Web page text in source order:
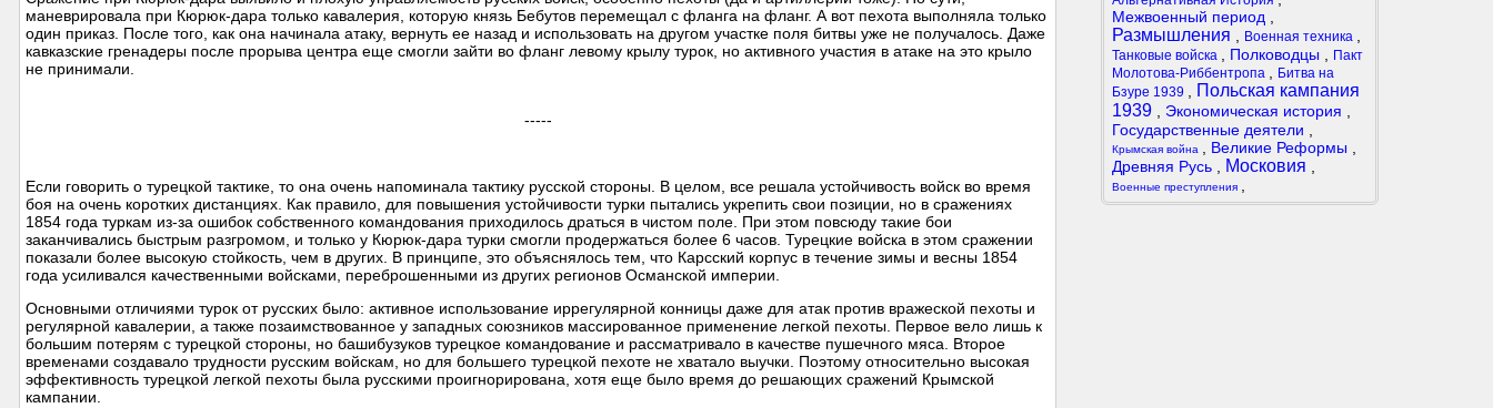
маневрировала при Кюрюк-дара только кавалерия, которую князь Бебутов перемещал с фланга на фланг. А вот пехота выполняла только
один приказ. После того, как она начинала атаку, вернуть ее назад и использовать на другом участке поля битвы уже не получалось. Даже
кавказские гренадеры после прорыва центра еще смогли зайти во фланг левому крылу турок, но активного участия в атаке на это крыло
не принимали.
-----
Если говорить о турецкой тактике, то она очень напоминала тактику русской стороны. В целом, все решала устойчивость войск во время
боя на очень коротких дистанциях. Как правило, для повышения устойчивости турки пытались укрепить свои позиции, но в сражениях
1854 года туркам из-за ошибок собственного командования приходилось драться в чистом поле. При этом повсюду такие бои
заканчивались быстрым разгромом, и только у Кюрюк-дара турки смогли продержаться более 6 часов. Турецкие войска в этом сражении
показали более высокую стойкость, чем в других. В принципе, это объяснялось тем, что Карсский корпус в течение зимы и весны 1854
года усиливался качественными войсками, переброшенными из других регионов Османской империи.
Основными отличиями турок от русских было: активное использование иррегулярной конницы даже для атак против вражеской пехоты и
регулярной кавалерии, а также позаимствованное у западных союзников массированное применение легкой пехоты. Первое вело лишь к
большим потерям с турецкой стороны, но башибузуков турецкое командование и рассматривало в качестве пушечного мяса. Второе
временами создавало трудности русским войскам, но для большего турецкой пехоте не хватало выучки. Поэтому относительно высокая
эффективность турецкой легкой пехоты была русскими проигнорирована, хотя еще было время до решающих сражений Крымской
кампании.
Межвоенный период
Размышления Военная техника
Танковые войска Полководцы
Пакт
Молотова-Риббентропа
Битва на
Бзуре 1939
Польская кампания
1939
Экономическая история
Государственные деятели
Крымская война Великие Реформы
Древняя Русь
Московия
Военные преступления